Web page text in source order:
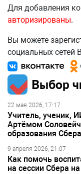
Для добавления
авторизированы.
Вы можете
социальных сетей
Выбор
22 мая 2026, 17:17
Учитель, ученик,
Артёмом
образования Сбера
9 апреля 2026, 21:07
Как помочь
на сессии Сбера